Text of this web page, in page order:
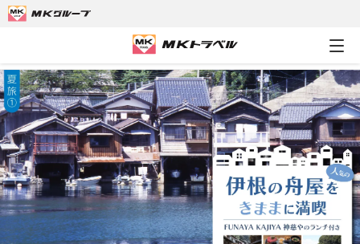
京都観光タクシーツアー 【募集終了】＜夏